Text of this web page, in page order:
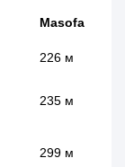
Masofa
226 м
235 м
299 м